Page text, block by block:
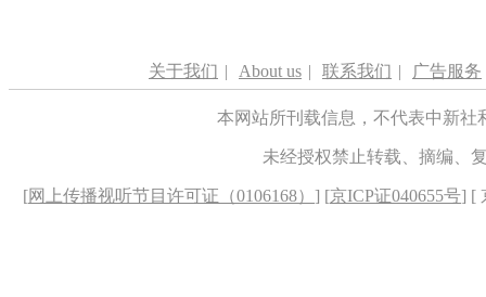
关于我们 | About us | 联系我们 | 广告服务
本网站所刊载信息，不代表中新
未经授权禁止转载、摘编、
[网上传播视听节目许可证（0106168） ] [京ICP证040655号] [